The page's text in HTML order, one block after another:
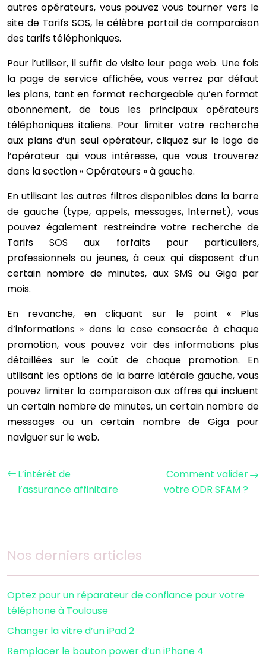
autres opérateurs, vous pouvez vous tourner vers le
site de Tarifs SOS, le célèbre portail de comparaison
des tarifs téléphoniques.
Pour l’utiliser, il suffit de visite leur page web. Une fois
la page de service affichée, vous verrez par défaut
les plans, tant en format rechargeable qu’en format
abonnement, de tous les principaux opérateurs
téléphoniques italiens. Pour limiter votre recherche
aux plans d’un seul opérateur, cliquez sur le logo de
l’opérateur qui vous intéresse, que vous trouverez
dans la section « Opérateurs » à gauche.
En utilisant les autres filtres disponibles dans la barre
de gauche (type, appels, messages, Internet), vous
pouvez également restreindre votre recherche de
Tarifs SOS aux forfaits pour particuliers,
professionnels ou jeunes, à ceux qui disposent d’un
certain nombre de minutes, aux SMS ou Giga par
mois.
En revanche, en cliquant sur le point « Plus
d’informations » dans la case consacrée à chaque
promotion, vous pouvez voir des informations plus
détaillées sur le coût de chaque promotion. En
utilisant les options de la barre latérale gauche, vous
pouvez limiter la comparaison aux offres qui incluent
un certain nombre de minutes, un certain nombre de
messages ou un certain nombre de Giga pour
naviguer sur le web.
L’intérêt de
l’assurance affinitaire
Comment valider
votre ODR SFAM ?
Nos derniers articles
Optez pour un réparateur de confiance pour votre
téléphone à Toulouse
Changer la vitre d’un iPad 2
Remplacer le bouton power d’un iPhone 4